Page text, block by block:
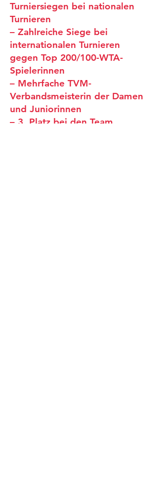
Turniersiegen bei nationalen
Turnieren
– Zahlreiche Siege bei
internationalen Turnieren
gegen Top 200/100-WTA-
Spielerinnen
– Mehrfache TVM-
Verbandsmeisterin der Damen
und Juniorinnen
– 3. Platz bei den Team